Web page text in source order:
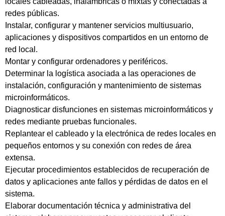
redes públicas.
Instalar, configurar y mantener servicios multiusuario,
aplicaciones y dispositivos compartidos en un entorno de
red local.
Montar y configurar ordenadores y periféricos.
Determinar la logística asociada a las operaciones de
instalación, configuración y mantenimiento de sistemas
microinformáticos.
Diagnosticar disfunciones en sistemas microinformáticos y
redes mediante pruebas funcionales.
Replantear el cableado y la electrónica de redes locales en
pequeños entornos y su conexión con redes de área
extensa.
Ejecutar procedimientos establecidos de recuperación de
datos y aplicaciones ante fallos y pérdidas de datos en el
sistema.
Elaborar documentación técnica y administrativa del